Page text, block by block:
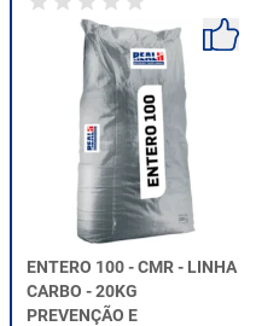
ENTERO 100 - CMR - LINHA
CARBO - 20KG
PREVENÇÃO E